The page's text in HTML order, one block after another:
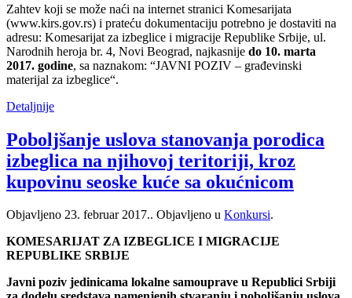
Zahtev koji se može naći na internet stranici Komesarijata
(www.kirs.gov.rs) i prateću dokumentaciju potrebno je dostaviti na
adresu: Komesarijat za izbeglice i migracije Republike Srbije, ul.
Narodnih heroja br. 4, Novi Beograd, najkasnije do 10. marta
2017. godine, sa naznakom: “JAVNI POZIV – građevinski
materijal za izbeglice“.
Detaljnije
Poboljšanje uslova stanovanja porodica
izbeglica na njihovoj teritoriji, kroz
kupovinu seoske kuće sa okućnicom
Objavljeno 23. februar 2017.. Objavljeno u Konkursi.
KOMESARIJAT ZA IZBEGLICE I MIGRACIJE
REPUBLIKE SRBIJE
Javni poziv jedinicama lokalne samouprave u Republici Srbiji